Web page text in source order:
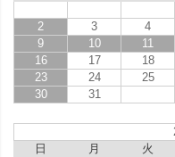
2
3 4
9
10 11
16
17 18
23
24 25
30
31
日
月 火